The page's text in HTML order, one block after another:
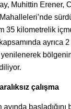
Muhittin Erener,
35 kilometrelik
ayrıca
çalışma
ayında